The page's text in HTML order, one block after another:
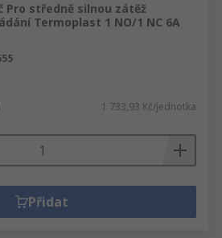
Pro středně silnou zátěž
Termoplast 1 NO/1 NC 6A
1 733,93 Kč/jednotka
Přidat